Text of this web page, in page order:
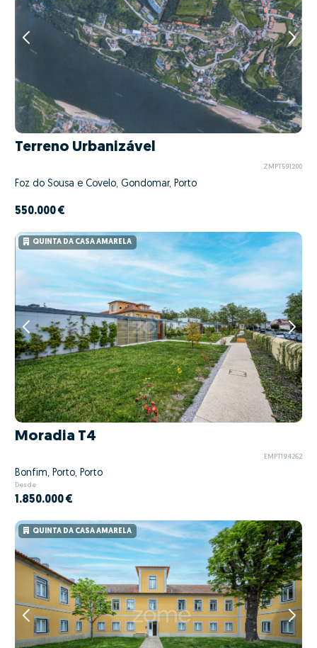
Terreno Urbanizável
ZMPT591200
Foz do Sousa e Covelo, Gondomar, Porto
550.000 €
QUINTA DA CASA AMARELA
Moradia T4
EMPT194262
Bonfim, Porto, Porto
Desde
1.850.000 €
QUINTA DA CASA AMARELA